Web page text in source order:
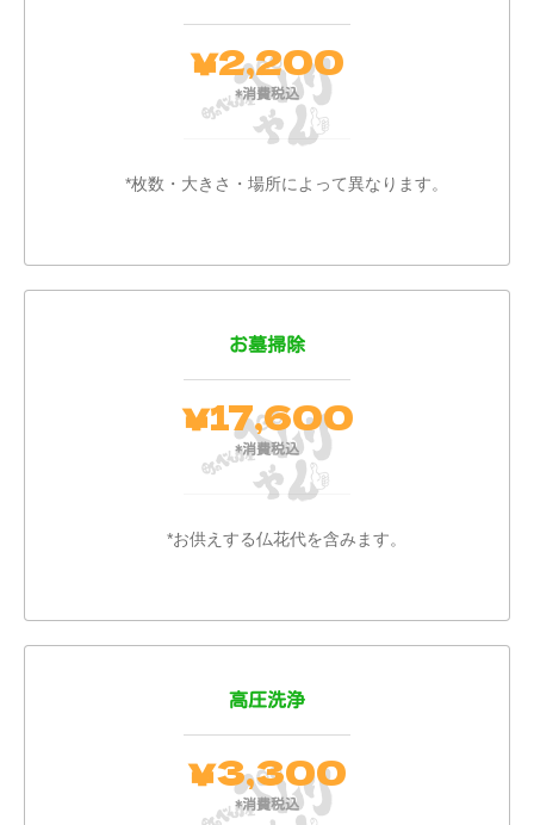
￥2,200
*消費税込
*枚数・大きさ・場所によって異なります。
お墓掃除
￥17,600
*消費税込
*お供えする仏花代を含みます。
高圧洗浄
￥3,300
*消費税込